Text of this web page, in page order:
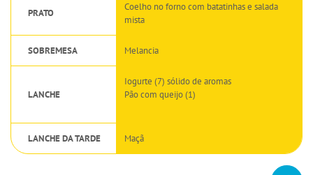
PRATO
Coelho no forno com batatinhas e salada
mista
SOBREMESA Melancia
LANCHE
Iogurte (7) sólido de aromas
Pão com queijo (1)
LANCHE DA TARDE Maçã